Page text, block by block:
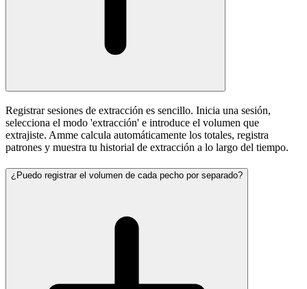
Registrar sesiones de extracción es sencillo. Inicia una sesión,
selecciona el modo 'extracción' e introduce el volumen que
extrajiste. Amme calcula automáticamente los totales, registra
patrones y muestra tu historial de extracción a lo largo del tiempo.
¿Puedo registrar el volumen de cada pecho por separado?